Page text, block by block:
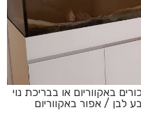
באקווריום או בבריכת נוי
לבן / אפור באקווריום